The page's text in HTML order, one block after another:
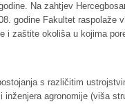
Na zahtjev
godine Fakultet
i zaštite okoliša u kojima
s različitim
agronomije (viša